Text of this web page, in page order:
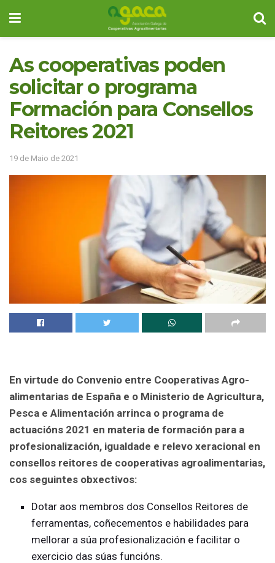
As cooperativas poden
solicitar o programa
Formación para Consellos
Reitores 2021
19 de Maio de 2021
En virtude do Convenio entre Cooperativas Agro-
alimentarias de España e o Ministerio de Agricultura,
Pesca e Alimentación arrinca o programa de
actuacións 2021 en materia de formación para a
profesionalización, igualdade e relevo xeracional en
consellos reitores de cooperativas agroalimentarias,
cos seguintes obxectivos:
Dotar aos membros dos Consellos Reitores de
ferramentas, coñecementos e habilidades para
mellorar a súa profesionalización e facilitar o
exercicio das súas funcións.